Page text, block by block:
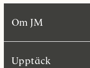
Om JM
Upptäck